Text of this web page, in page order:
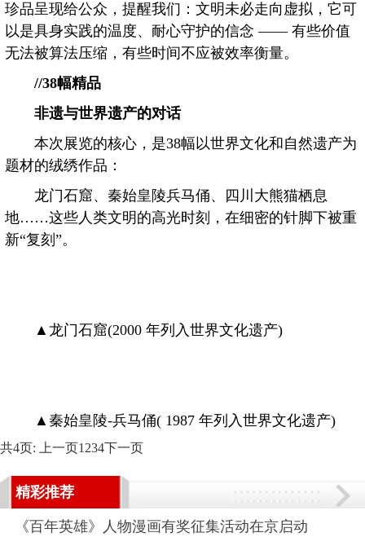
珍品呈现给公众，提醒我们：文明未必走向虚拟，它可
以是具身实践的温度、耐心守护的信念 —— 有些价值
无法被算法压缩，有些时间不应被效率衡量。
//38幅精品
非遗与世界遗产的对话
本次展览的核心，是38幅以世界文化和自然遗产为
题材的绒绣作品：
龙门石窟、秦始皇陵兵马俑、四川大熊猫栖息
地……这些人类文明的高光时刻，在细密的针脚下被重
新“复刻”。
▲龙门石窟(2000 年列入世界文化遗产)
▲秦始皇陵-兵马俑( 1987 年列入世界文化遗产)
共4页: 上一页1 234下一页
精彩推荐
《百年英雄》人物漫画有奖征集活动在京启动